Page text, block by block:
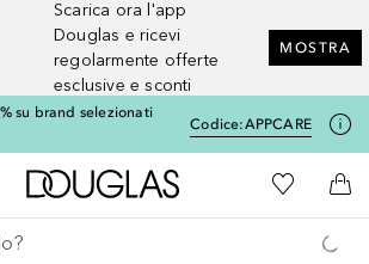
Scarica ora l'app
Douglas e ricevi
regolarmente offerte
esclusive e sconti
MOSTRA
su brand selezionati
Codice:APPCARE
A Douglas HomeAlla Mia
Al